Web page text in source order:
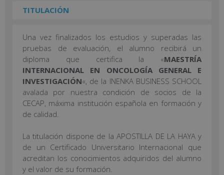
TITULACIÓN
Una vez finalizados los estudios y superadas las
pruebas de evaluación, el alumno recibirá un
diploma que certifica la «MAESTRÍA
INTERNACIONAL EN ONCOLOGÍA GENERAL E
INVESTIGACIÓN«, de la INENKA BUSINESS SCHOOL
avalada por nuestra condición de socios de la
CECAP, máxima institución española en formación y
de calidad.
La titulación dispone de la APOSTILLA DE LA HAYA y
de un Certificado Universitario Internacional que
acreditan los conocimientos adquiridos del alumno
y el valor de su formación.